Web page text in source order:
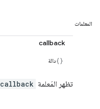
المعلمات
callback
دالة
تظهر المَعلمة callback